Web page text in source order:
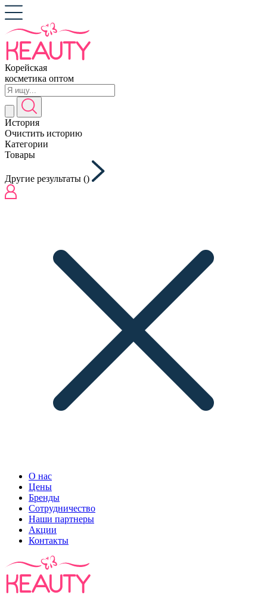
Корейская
косметика оптом
История
Очистить историю
Категории
Товары
Другие результаты ()
О нас
Цены
Бренды
Сотрудничество
Наши партнеры
Акции
Контакты